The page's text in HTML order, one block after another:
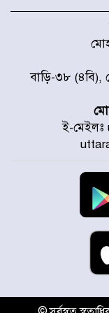
বাড়ি-৩৮ (৪বি),
ই-মেইলঃ